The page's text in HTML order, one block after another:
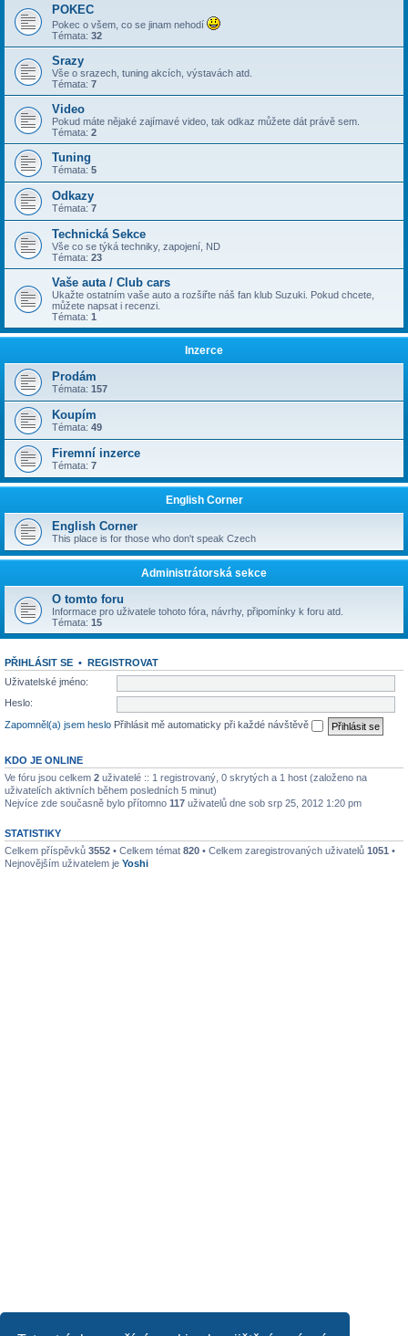
POKEC
Pokec o všem, co se jinam nehodí
Témata: 32
Srazy
Vše o srazech, tuning akcích, výstavách atd.
Témata: 7
Video
Pokud máte nějaké zajímavé video, tak odkaz můžete dát právě sem.
Témata: 2
Tuning
Témata: 5
Odkazy
Témata: 7
Technická Sekce
Vše co se týká techniky, zapojení, ND
Témata: 23
Vaše auta / Club cars
Ukažte ostatním vaše auto a rozšiřte náš fan klub Suzuki. Pokud chcete,
můžete napsat i recenzi.
Témata: 1
Inzerce
Prodám
Témata: 157
Koupím
Témata: 49
Firemní inzerce
Témata: 7
English Corner
English Corner
This place is for those who don't speak Czech
Administrátorská sekce
O tomto foru
Informace pro uživatele tohoto fóra, návrhy, připomínky k foru atd.
Témata: 15
PŘIHLÁSIT SE • REGISTROVAT
Uživatelské jméno:
Heslo:
Zapomněl(a) jsem heslo Přihlásit mě automaticky při každé návštěvě
KDO JE ONLINE
Ve fóru jsou celkem 2 uživatelé :: 1 registrovaný, 0 skrytých a 1 host (založeno na
uživatelích aktivních během posledních 5 minut)
Nejvíce zde současně bylo přítomno 117 uživatelů dne sob srp 25, 2012 1:20 pm
STATISTIKY
Celkem příspěvků 3552 • Celkem témat 820 • Celkem zaregistrovaných uživatelů 1051 •
Nejnovějším uživatelem je Yoshi